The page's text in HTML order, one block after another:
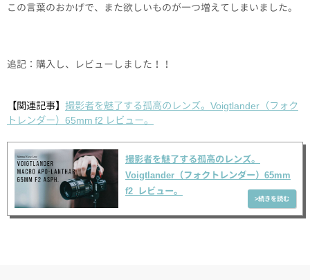
この言葉のおかげで、また欲しいものが一つ増えてしまいました。
追記：購入し、レビューしました！！
【関連記事】 撮影者を魅了する孤高のレンズ。Voigtlander（フォク
トレンダー）65mm f2 レビュー。
撮影者を魅了する孤高のレンズ。
Voigtlander（フォクトレンダー）65mm
f2 レビュー。